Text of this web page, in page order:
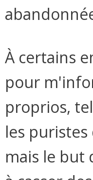
À certains
pour
proprios,
les
mais le but